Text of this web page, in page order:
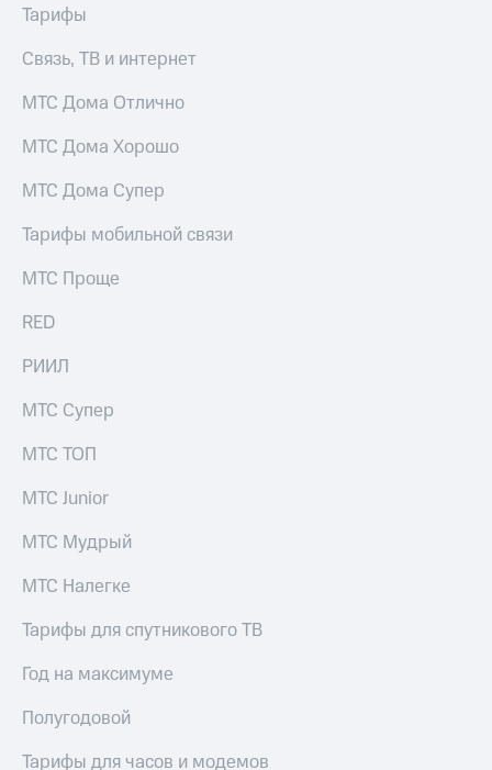
капитал
и
Рынок
Описание
Программа
Порядок
выкупа
Описание
Уведомление
погашении
облигаций
Реквизиты
Контакты
развитие
На главную
Тарифы
Связь, ТВ и интернет
МТС Дома Отлично
МТС Дома Хорошо
МТС Дома Супер
Тарифы мобильной связи
МТС Проще
RED
РИИЛ
МТС Супер
МТС ТОП
МТС Junior
МТС Мудрый
МТС Налегке
Тарифы для спутникового ТВ
Год на максимуме
Полугодовой
Тарифы для часов и модемов